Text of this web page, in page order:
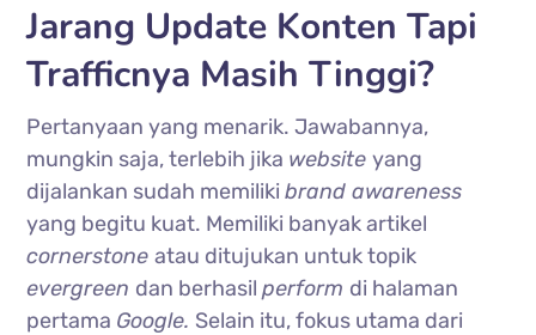
Jarang Update Konten Tapi
Trafficnya Masih Tinggi?
Pertanyaan yang menarik. Jawabannya,
mungkin saja, terlebih jika websiteyang
dijalankan sudah memilikibrand awareness
yang begitu kuat. Memiliki banyak artikel
cornerstoneatau ditujukan untuk topik
evergreen dan berhasilperform di halaman
pertama Google. Selain itu, fokus utama dari